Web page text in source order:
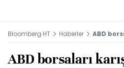
Bloomberg HT Haberler ABD
ABD borsaları